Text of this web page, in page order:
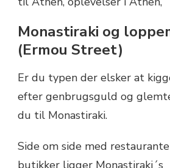
Monastiraki og
(Ermou Street)
Er du typen der elsker at
efter genbrugsguld og
du til Monastiraki.
Side om side med
butikker ligger Monastiraki´s